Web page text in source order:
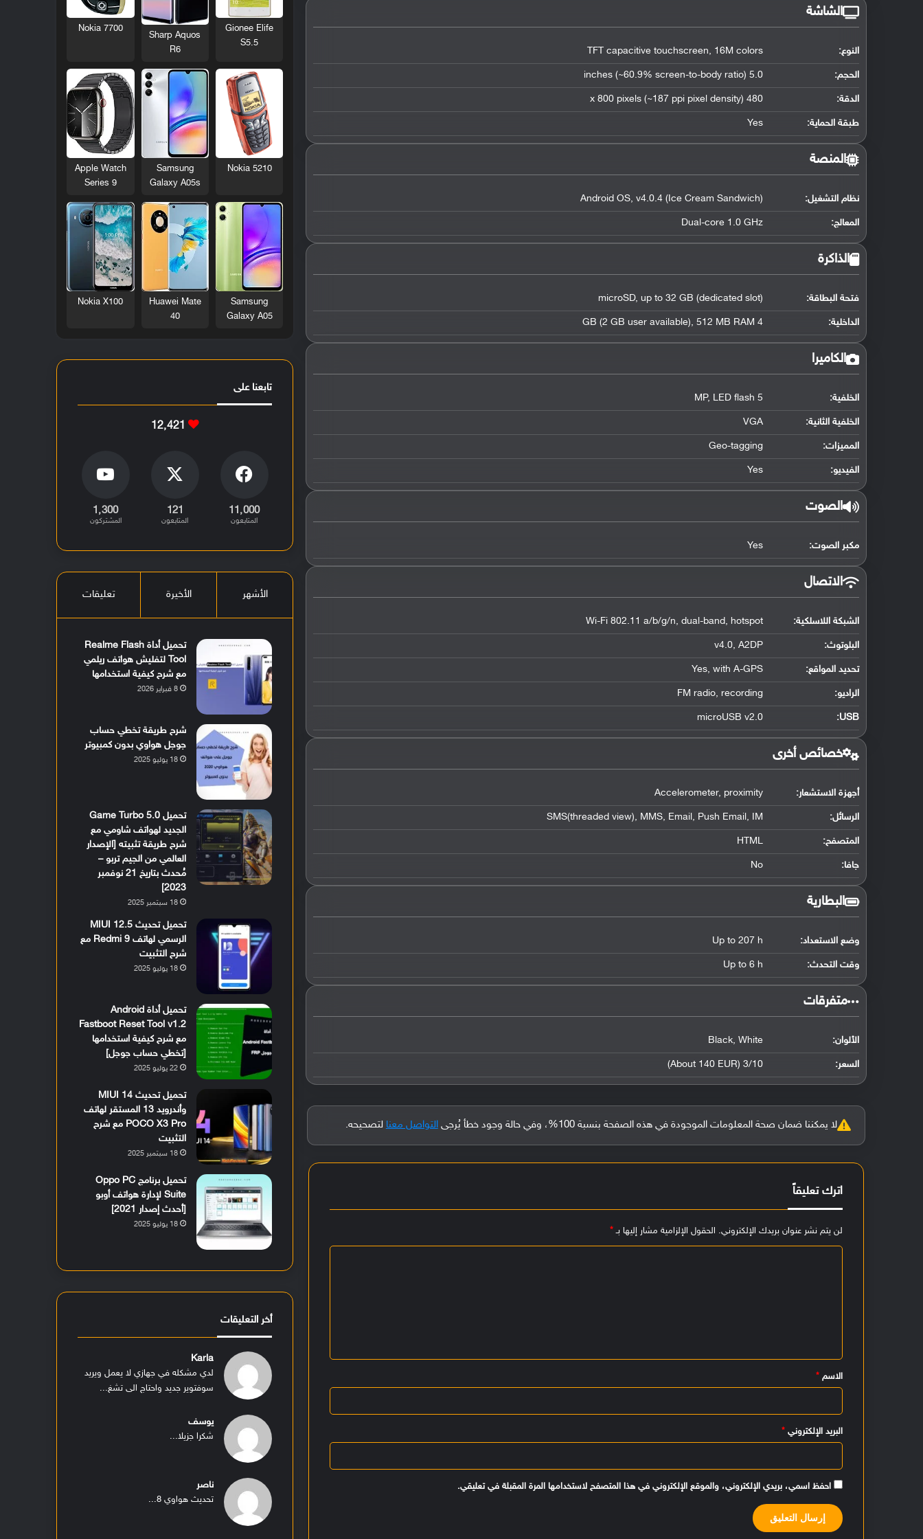
الشاشة
النوع: TFT capacitive touchscreen, 16M colors
الحجم: 5.0 inches (~60.9% screen-to-body ratio)
الدقة: 480 x 800 pixels (~187 ppi pixel density)
طبقة الحماية: Yes
المنصة
نظام التشغيل:
Android OS, v4.0.4 (Ice Cream Sandwich)
المعالج:
Dual-core 1.0 GHz
الذاكرة
فتحة البطاقة: microSD, up to 32 GB (dedicated slot)
الداخلية: 4 GB (2 GB user available), 512 MB RAM
الكاميرا
الخلفية: 5 MP, LED flash
الخلفية الثانية: VGA
المميزات: Geo-tagging
الفيديو: Yes
الصوت
مكبر الصوت: Yes
الاتصال
الشبكة اللاسلكية: Wi-Fi 802.11 a/b/g/n, dual-band, hotspot
البلوتوث:
v4.0, A2DP
تحديد المواقع:
Yes, with A-GPS
الراديو: FM radio, recording
USB
:
microUSB v2.0
خصائص أخرى
أجهزة الاستشعار: Accelerometer, proximity
الرسائل: SMS(threaded view), MMS, Email, Push Email, IM
المتصفح: HTML
جافا: No
البطارية
وضع الاستعداد: Up to 207 h
وقت التحدث: Up to 6 h
‏متفرقات‏
الألوان: Black, White
السعر: 3/10 (About 140 EUR)
لا يمكننا ضمان صحة المعلومات الموجودة في هذه الصفحة بنسبة 100%، وفي حالة وجود خطأ يُرجى التواصل معنا لتصحيحه.
اترك تعليقاً
لن يتم نشر عنوان بريدك الإلكتروني. الحقول الإلزامية مشار إليها بـ*
الاسم*
البريد الإلكتروني*
احفظ اسمي، بريدي الإلكتروني، والموقع الإلكتروني في هذا المتصفح لاستخدامها المرة المقبلة في تعليقي.
Gionee Elife
S5.5
Sharp Aquos
R6
Nokia 7700
Nokia 5210
Samsung
Galaxy A05s
Apple Watch
Series 9
Samsung
Galaxy A05
Huawei Mate
40
Nokia X100
تابعنا على
12٬421
11٬000
المتابعون
121
المتابعون
1٬300
المشتركون
الأشهر الأخيرة تعليقات
تحميل أداة Realme Flash
Tool لتفليش هواتف ريلمي
مع شرح كيفية استخدامها
8 فبراير 2026
شرح طريقة تخطي حساب
جوجل هواوي بدون كمبيوتر
18 يوليو 2025
تحميل Game Turbo 5.0
الجديد لهواتف شاومي مع
شرح طريقة تثبيته [الإصدار
العالمي من الجيم تربو –
مُحدث بتاريخ 21 نوفمبر
2023]
18 سبتمبر 2025
تحميل تحديث MIUI 12.5
الرسمي لهاتف Redmi 9 مع
شرح التثبيت
18 يوليو 2025
تحميل أداة Android
Fastboot Reset Tool v1.2
مع شرح كيفية استخدامها
[تخطي حساب جوجل]
22 يوليو 2025
تحميل تحديث MIUI 14
وأندرويد 13 المستقر لهاتف
POCO X3 Pro مع شرح
التثبيت
18 سبتمبر 2025
تحميل برنامج Oppo PC
Suite لإدارة هواتف أوبو
[أحدث إصدار 2021]
18 يوليو 2025
أخر التعليقات
Karla
لدي مشكله في جهازي لا يعمل ويريد
سوفتوير جديد واحتاج الى تشغ...
يوسف
شكرا جزيلا...
ناصر
تحديث هواوي 8...